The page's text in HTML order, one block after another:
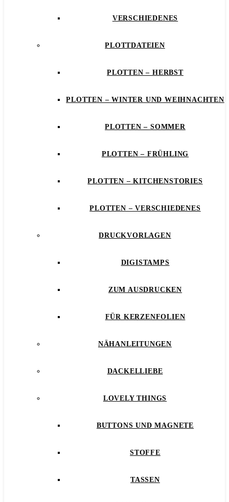
VERSCHIEDENES
PLOTTDATEIEN
PLOTTEN – HERBST
PLOTTEN – WINTER UND WEIHNACHTEN
PLOTTEN – SOMMER
PLOTTEN – FRÜHLING
PLOTTEN – KITCHENSTORIES
PLOTTEN – VERSCHIEDENES
DRUCKVORLAGEN
DIGISTAMPS
ZUM AUSDRUCKEN
FÜR KERZENFOLIEN
NÄHANLEITUNGEN
DACKELLIEBE
LOVELY THINGS
BUTTONS UND MAGNETE
STOFFE
TASSEN